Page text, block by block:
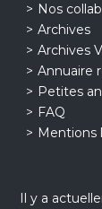
Nos
Archives
Archives
Annuaire
Petites
FAQ
Mentions
Il y a